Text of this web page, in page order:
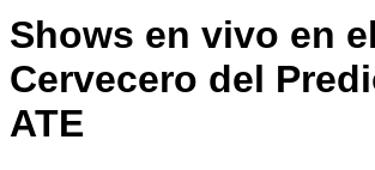
Shows en vivo en
Cervecero del
ATE